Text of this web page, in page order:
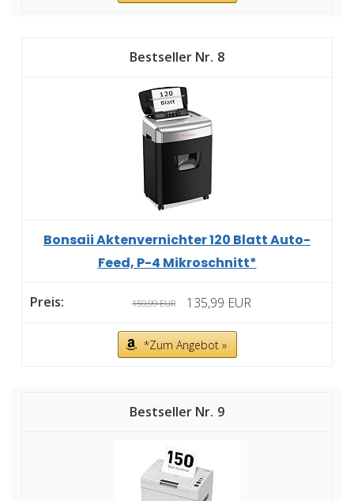
8
Bonsaii Aktenvernichter 120 Blatt Auto-
Feed, P-4 Mikroschnitt*
159,99 EUR 135,99 EUR
*Zum Angebot »
9